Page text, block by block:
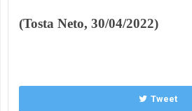
(Tosta Neto, 30/04/2022)
Tweet